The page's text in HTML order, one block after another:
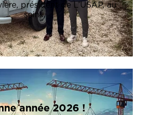
président de L’USAP, au
sein…
année 2026 !